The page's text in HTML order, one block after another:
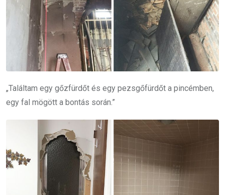
„Találtam egy gőzfürdőt és egy pezsgőfürdőt a pincémben,
egy fal mögött a bontás során.”